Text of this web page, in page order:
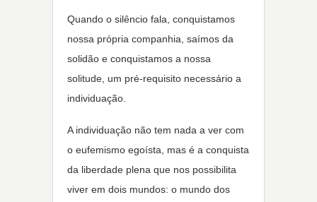
Quando o silêncio fala, conquistamos
nossa própria companhia, saímos da
solidão e conquistamos a nossa
solitude, um pré-requisito necessário a
individuação.
A individuação não tem nada a ver com
o eufemismo egoísta, mas é a conquista
da liberdade plena que nos possibilita
viver em dois mundos: o mundo dos